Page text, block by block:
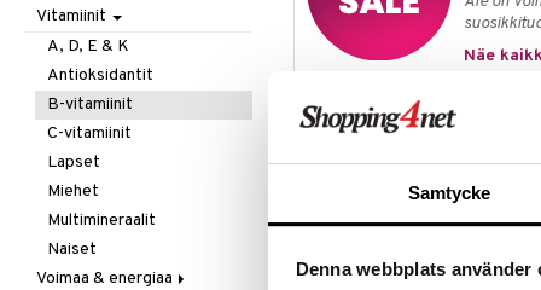
Samtycke
Denna webbplats använder
Näe
Tuotetieto
Vitamiini B12 ja foolihappo ovat
ovat keskinäisesti riippuvaisia.
psykologisia toimintoja.
suorituksia, kuten muistia,
erityisesti ikääntyneiden muistia.
Verisuonia vahvistavat
Kivunlievitys
Muuta
Valoterapia
Juomat
Kuidut
Puhdistus
Ruuansulatus
Suolisto
C-vitamiini
Estävä & helpottava
Korva & nenä & kurkku
Muut
Valkosipuli
Viruksiin
Yskään
Vitamiinit
A, D, E & K
Antioksidantit
B-vitamiinit
C-vitamiinit
Lapset
Miehet
Multimineraalit
Naiset
Voimaa & energiaa